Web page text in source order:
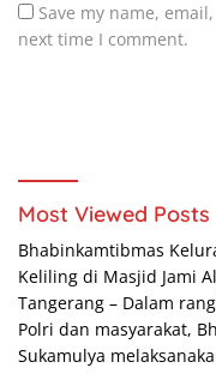
Save my name,
next time I comment.
Most Viewed Posts
Bhabinkamtibmas
Keliling di Masjid Jami
Tangerang – Dalam
Polri dan masyarakat,
Sukamulya